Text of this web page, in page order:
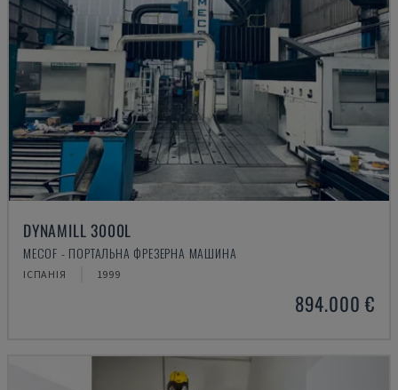
DYNAMILL 3000L
MECOF - ПОРТАЛЬНА ФРЕЗЕРНА МАШИНА
ІСПАНІЯ 1999
894.000 €